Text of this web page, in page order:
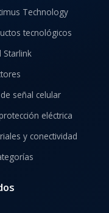
Technology
tecnológicos
Starlink
señal celular
eléctrica
y conectividad